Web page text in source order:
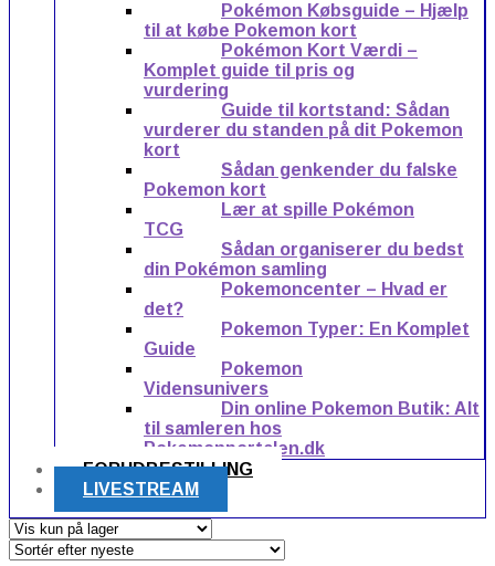
Pokémon Købsguide – Hjælp
til at købe Pokemon kort
Pokémon Kort Værdi –
Komplet guide til pris og
vurdering
Guide til kortstand: Sådan
vurderer du standen på dit Pokemon
kort
Sådan genkender du falske
Pokemon kort
Lær at spille Pokémon
TCG
Sådan organiserer du bedst
din Pokémon samling
Pokemoncenter – Hvad er
det?
Pokemon Typer: En Komplet
Guide
Pokemon
Vidensunivers
Din online Pokemon Butik: Alt
til samleren hos
Pokemonportalen.dk
FORUDBESTILLING
LIVESTREAM